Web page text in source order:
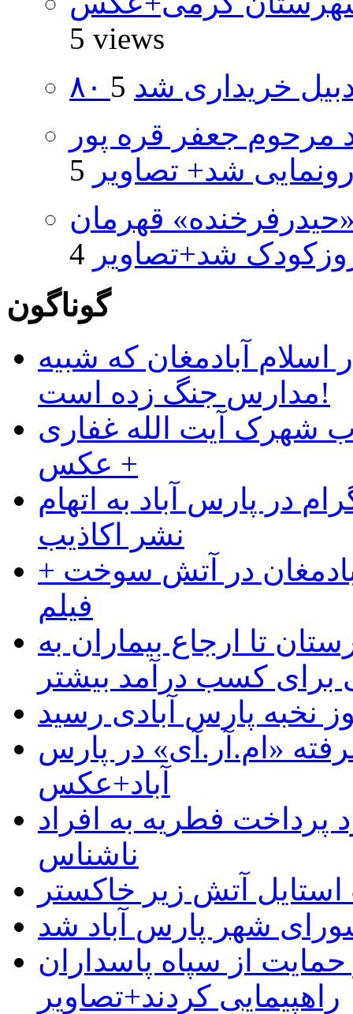
5 views
خریداری شد
مرحوم جعفر قره پور
شد+ تصاویر
قهرمان
شد+تصاویر
گوناگون
آبادمغان که شبیه
مدارس جنگ زده است!
شهرک آیت الله غفاری
+ عکس
در پارس آباد به اتهام
نشر اکاذیب
در آتش سوخت +
فیلم
تا ارجاع بیماران به
کسب درآمد بیشتر
نخبه پارس آبادی رسید
«ام.آر.آی» در پارس
آباد+عکس
پرداخت فطریه به افراد
ناشناس
آتش زیر خاکستر
شهر پارس آباد شد
از سپاه پاسداران
راهپیمایی کردند+تصاویر